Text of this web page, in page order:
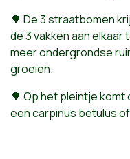
🌳 De 3 straatbomen
de 3 vakken aan
meer ondergrondse
groeien.
🌳 Op het pleintje
een carpinus betulus